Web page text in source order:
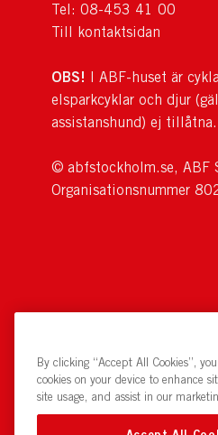
Tel: 08-453 41 00
Till kontaktsidan
OBS! I ABF-huset är
elsparkcyklar och djur
assistanshund) ej tillåtna.
© abfstockholm.se, ABF
Organisationsnummer
By clicking “Accept All Cookies”,
cookies on your device to enhance
site usage, and assist in our